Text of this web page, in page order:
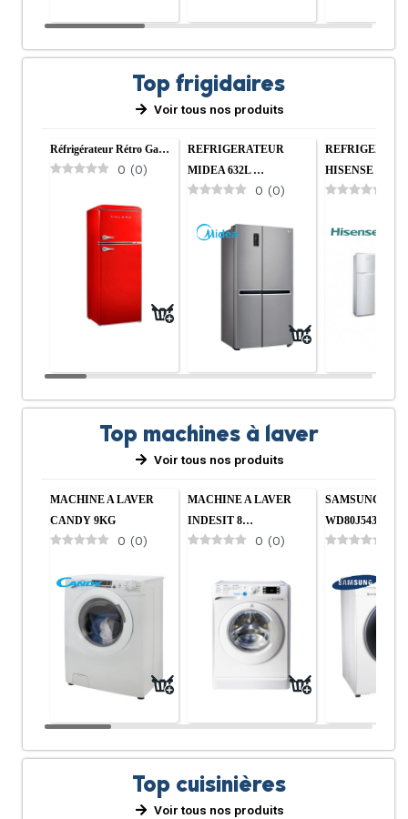
Top frigidaires
Voir tous nos produits
Réfrigérateur Rétro Ga…
0 (0)
REFRIGERATEUR
MIDEA 632L …
0 (0)
HISENSE RD …
Top machines à laver
Voir tous nos produits
MACHINE A LAVER
CANDY 9KG
0 (0)
MACHINE A LAVER
INDESIT 8…
0 (0)
SAMSUNG
WD80J5430AW
Top cuisinières
Voir tous nos produits